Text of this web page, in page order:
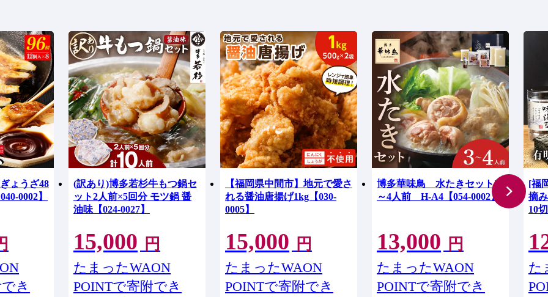
ょうざ48
0002】
き
(訳あり)博多若杉牛もつ鍋セ
ット2人前×5回分 モツ鍋 醤
油味【024-0027】
15,000 円
たまったWAON
POINTで寄附でき
【福岡県中間市】地元で愛さ
れる醤油唐揚げ1kg【030-
0005】
15,000 円
たまったWAON
POINTで寄附でき
博多華味鳥 水たきセット3
～4人前 H-A4【054-0002】
13,000 円
たまったWAON
POINTで寄附でき
[福
摘
10
た